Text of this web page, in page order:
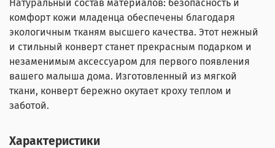
Натуральный состав материалов: безопасность и
комфорт кожи младенца обеспечены благодаря
экологичным тканям высшего качества. Этот нежный
и стильный конверт станет прекрасным подарком и
незаменимым аксессуаром для первого появления
вашего малыша дома. Изготовленный из мягкой
ткани, конверт бережно окутает кроху теплом и
заботой.
Характеристики